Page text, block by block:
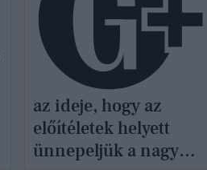
az ideje, hogy az
előítéletek helyett
ünnepeljük a nagy